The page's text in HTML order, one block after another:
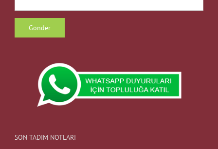
SON TADIM NOTLARI